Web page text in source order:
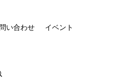
い合わせ イベント